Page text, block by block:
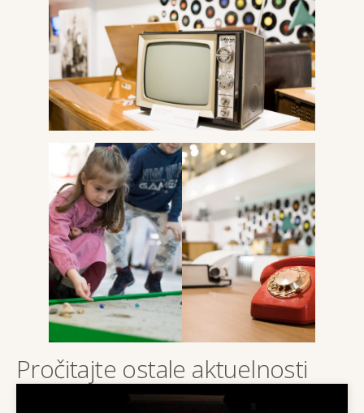
Pročitajte ostale aktuelnosti